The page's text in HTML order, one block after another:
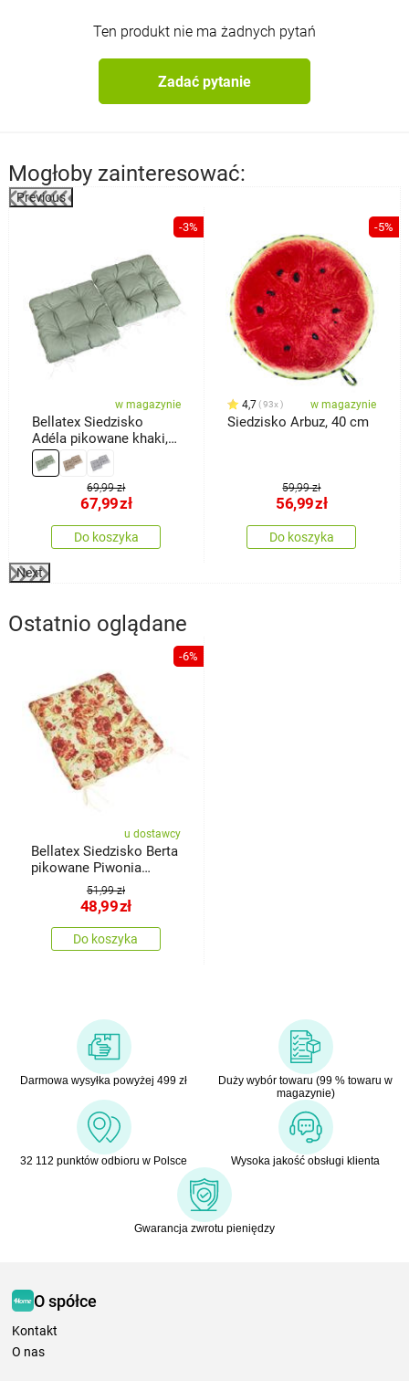
Ten produkt nie ma żadnych pytań
Zadać pytanie
Mogłoby zainteresować:
Previous
-3%
w magazynie
Bellatex Siedzisko
Adéla pikowane khaki,
40 x 40 cm, zestaw 2
szt.
69,99 zł
67,99zł
Do koszyka
-5%
4,7 93x w magazynie
Siedzisko Arbuz, 40 cm
59,99 zł
56,99zł
Do koszyka
Next
Ostatnio oglądane
-6%
u dostawcy
Bellatex Siedzisko Berta
pikowane Piwonia
różowy, zielony, 40 x 40
51,99 zł
48,99zł
Do koszyka
Darmowa wysyłka powyżej 499 zł
Duży wybór towaru (99 % towaru w
magazynie)
32 112 punktów odbioru w Polsce Wysoka jakość obsługi klienta
Gwarancja zwrotu pieniędzy
O spółce
Kontakt
O nas